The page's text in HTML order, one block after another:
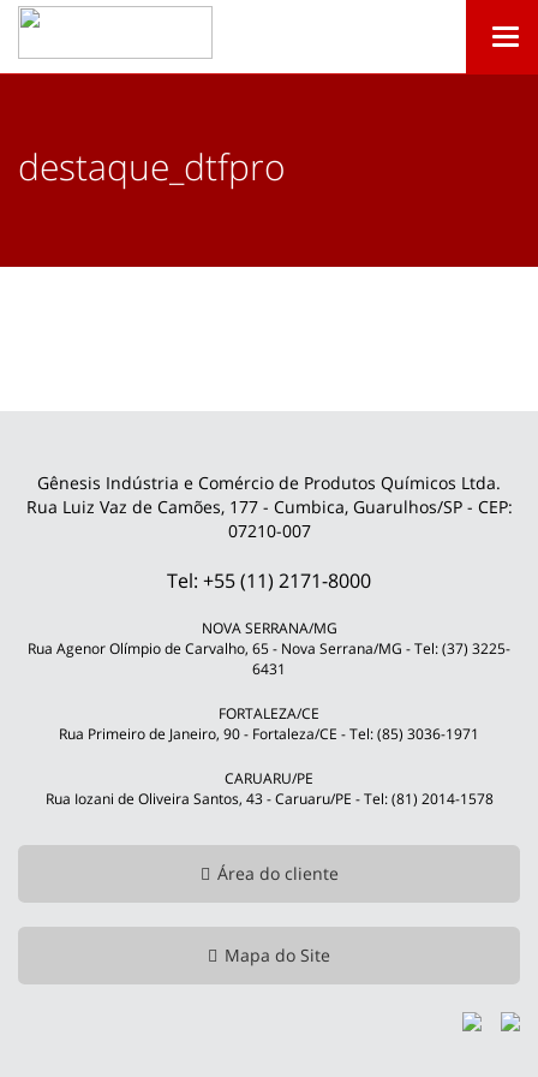
destaque_dtfpro
Gênesis Indústria e Comércio de Produtos Químicos Ltda.
Rua Luiz Vaz de Camões, 177 - Cumbica, Guarulhos/SP - CEP:
07210-007
Tel: +55 (11) 2171-8000
NOVA SERRANA/MG
Rua Agenor Olímpio de Carvalho, 65 - Nova Serrana/MG - Tel: (37) 3225-
6431
FORTALEZA/CE
Rua Primeiro de Janeiro, 90 - Fortaleza/CE - Tel: (85) 3036-1971
CARUARU/PE
Rua Iozani de Oliveira Santos, 43 - Caruaru/PE - Tel: (81) 2014-1578
Área do cliente
Mapa do Site